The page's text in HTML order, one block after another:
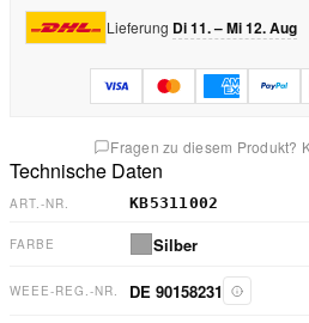
Lieferung Di 11. – Mi 12. Aug
Fragen zu diesem Produkt?
Technische Daten
ART.-NR. KB5311002
FARBE Silber
WEEE-REG.-NR. DE 90158231